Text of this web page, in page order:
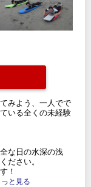
みよう、一人でで
いる全くの未経験
な日の水深の浅
ださい。
！
っと見る